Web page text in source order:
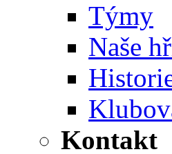
Týmy
Naše
Kontakt